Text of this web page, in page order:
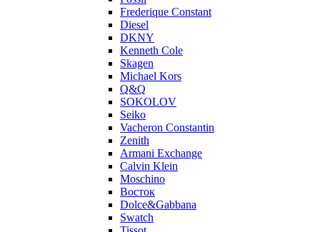
Frederique Constant
Diesel
DKNY
Kenneth Cole
Skagen
Michael Kors
Q&Q
SOKOLOV
Seiko
Vacheron Constantin
Zenith
Armani Exchange
Calvin Klein
Moschino
Восток
Dolce&Gabbana
Swatch